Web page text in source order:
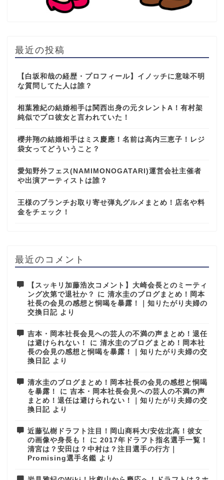
最近の投稿
【白坂和哉の経歴・プロフィール】イノッチに意味不明
な質問してた人は誰？
相葉雅紀の結婚相手は関西出身の元タレントA！有村架
純似でプロ彼女と言われていた！
櫻井翔の結婚相手はミス慶應！名前は高内三恵子！レジ
袋女ってどういうこと？
愛知野外フェス(NAMIMONOGATARI)運営会社主催者
や出演アーティストは誰？
王様のブランチお取り寄せ弾丸グルメまとめ！店名や料
金をチェック！
最近のコメント
【スッキリ加藤浩次コメント】大崎会長とのミーティ
ング次第で退社か？
に 清水圭のブログまとめ！岡本
社長の会見の感想と恫喝を暴露！｜知りたがり夫婦の
交換日記 より
吉本・岡本社長会見への芸人の不満の声まとめ！退任
は避けられない！
に 清水圭のブログまとめ！岡本社
長の会見の感想と恫喝を暴露！｜知りたがり夫婦の交
換日記 より
清水圭のブログまとめ！岡本社長の会見の感想と恫喝
を暴露！
に 吉本・岡本社長会見への芸人の不満の声
まとめ！退任は避けられない！｜知りたがり夫婦の交
換日記 より
近藤弘樹ドラフト注目！岡山商科大/安佐北高！彼女
の画像や身長も！
に 2017年ドラフト指名選手一覧！
清宮は？安田は？中村は？注目選手の行方｜
Promising選手名鑑 より